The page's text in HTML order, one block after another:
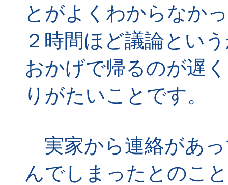
とがよくわからなか
２時間ほど議論とい
おかげで帰るのが遅
りがたいことです。
実家から連絡があ
んでしまったとのこ